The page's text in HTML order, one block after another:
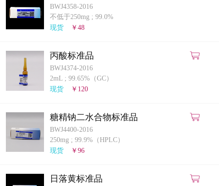
BWJ4358-2016
不低于250mg ; 99.0%
现货
￥48
丙酸标准品
BWJ4374-2016
2mL ; 99.65%（GC）
现货
￥120
糖精钠二水合物标准品
BWJ4400-2016
250mg ; 99.9%（HPLC）
现货
￥96
日落黄标准品